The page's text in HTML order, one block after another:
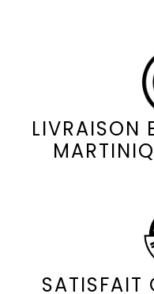
LIVRAISON
SATISFAIT